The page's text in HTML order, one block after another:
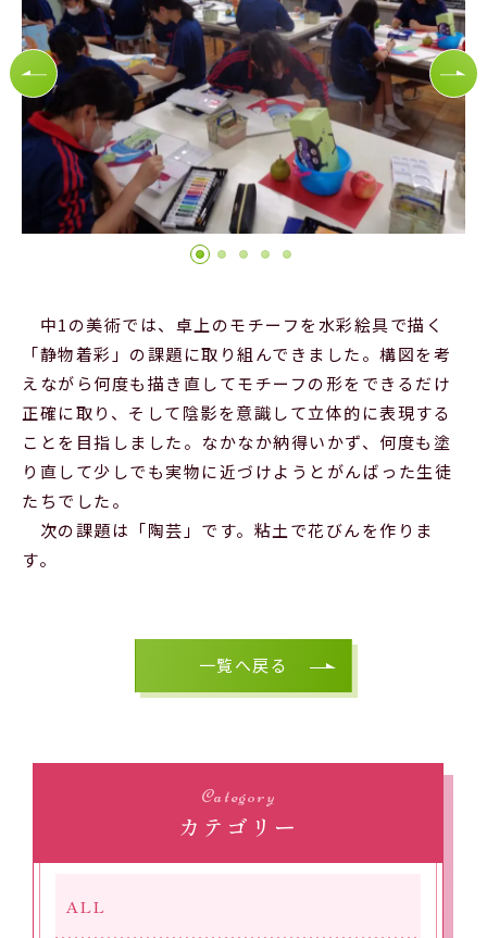
よくあるご質問 個人情報保護方針
採用情報 精華小学校
Official SNS
中1の美術では、卓上のモチーフを水彩絵具で描く
「静物着彩」の課題に取り組んできました。構図を考
えながら何度も描き直してモチーフの形をできるだけ
正確に取り、そして陰影を意識して立体的に表現する
ことを目指しました。なかなか納得いかず、何度も塗
り直して少しでも実物に近づけようとがんばった生徒
たちでした。
次の課題は「陶芸」です。粘土で花びんを作りま
す。
一覧へ戻る
Category
カテゴリー
ALL